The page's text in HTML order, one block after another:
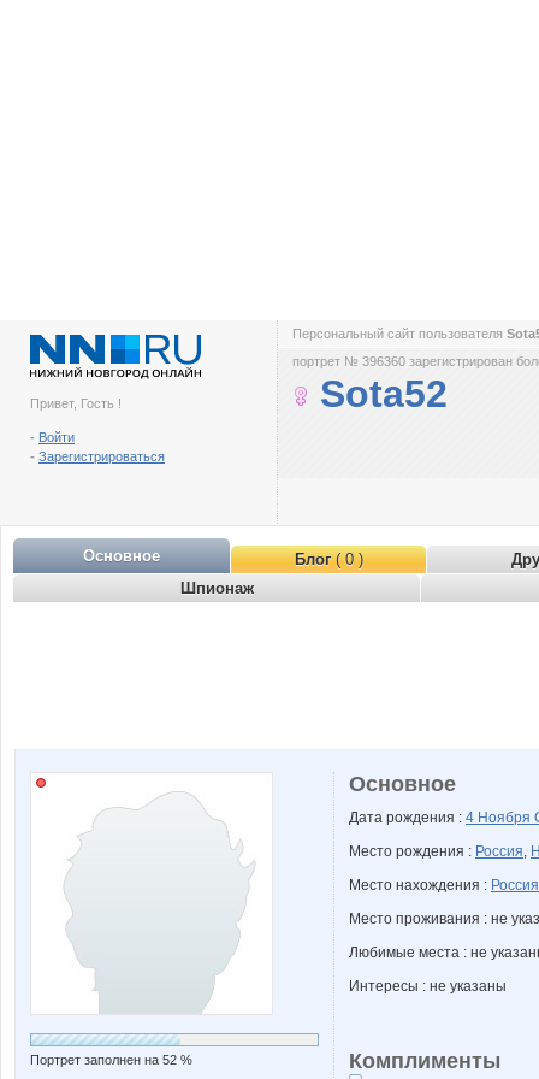
Привет, Гость !
- Войти
- Зарегистрироваться
Персональный сайт пользователя
портрет № 396360 зарегистрирован
Sota52
Основное Блог( 0 )
Шпионаж
Портрет заполнен на 52 %
Основное
Дата рождения : 4 Ноября
Место рождения : Россия,
Место нахождения : Россия
Место проживания : не
Любимые места : не
Интересы : не указаны
Комплименты